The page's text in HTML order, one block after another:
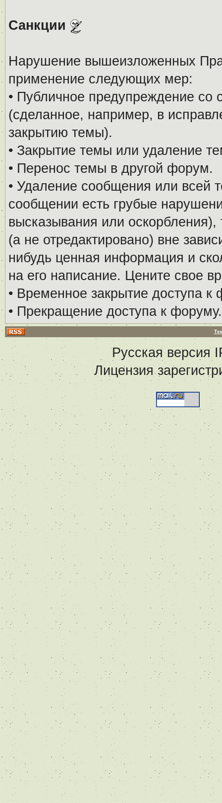
Санкции
Нарушение вышеизложенных
применение следующих мер:
• Публичное предупреждение
(сделанное, например, в
закрытию темы).
• Закрытие темы или удаление
• Перенос темы в другой форум.
• Удаление сообщения или всей
сообщении есть грубые
высказывания или
(а не отредактировано) вне
нибудь ценная информация и
на его написание. Цените свое
• Временное закрытие доступа к
• Прекращение доступа к форуму.
Русская версия
Лицензия